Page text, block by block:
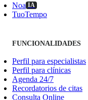
Noa IA
TuoTempo
FUNCIONALIDADES
Perfil para especialistas
Perfil para clínicas
Agenda 24/7
Recordatorios de citas
Consulta Online